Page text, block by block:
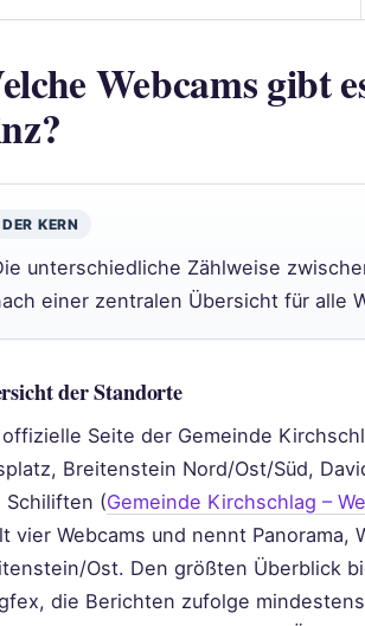
Webcams gibt
DER KERN
unterschiedliche Zählweise
einer zentralen Übersicht für alle
der Standorte
Seite der Gemeinde
Breitenstein Nord/Ost/Süd,
Schiliften (Gemeinde Kirchschlag –
vier Webcams und nennt Panorama,
Ost. Den größten Überblick
die Berichten zufolge